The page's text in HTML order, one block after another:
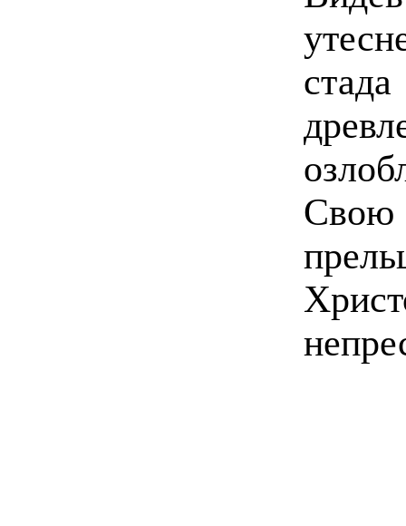
Свою